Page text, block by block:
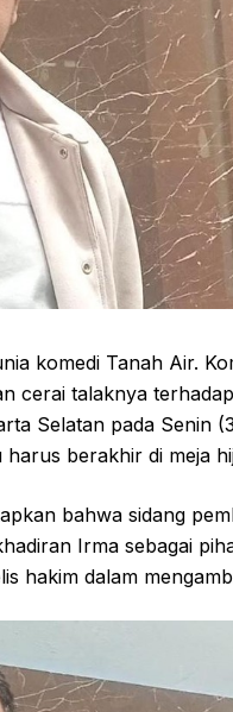
komedi Tanah Air.
cerai talaknya
Selatan pada Senin
berakhir di meja
bahwa sidang
Irma sebagai
hakim dalam